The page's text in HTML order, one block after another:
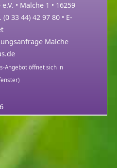
• Malche 1 • 16259
33 44) 42 97 80 • E-
Malche
Angebot öffnet sich in